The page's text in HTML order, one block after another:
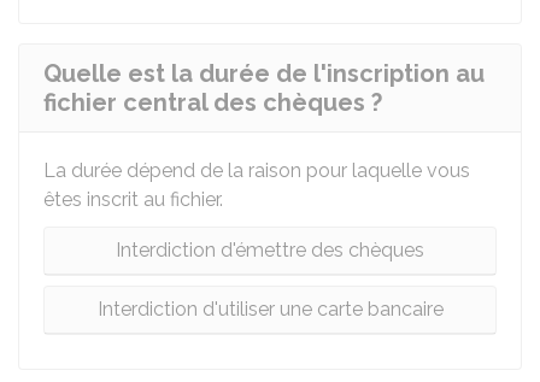
Quelle est la durée de l'inscription au
fichier central des chèques ?
La durée dépend de la raison pour laquelle vous
êtes inscrit au fichier.
Interdiction d'émettre des chèques
Interdiction d'utiliser une carte bancaire